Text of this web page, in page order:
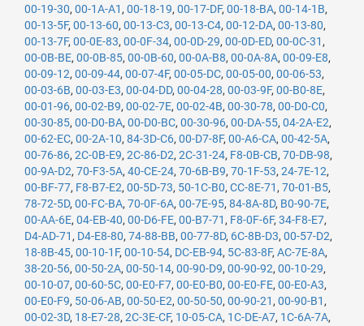
00-19-30, 00-1A-A1 , 00-18-19, 00-17-DF, 00-18-BA, 00-14-1B,
00-13-5F, 00-13-60, 00-13-C3, 00-13-C4, 00-12-DA, 00-13-80,
00-13-7F, 00-0E-83, 00-0F-34, 00-0D-29, 00-0D-ED, 00-0C-31 ,
00-0B-BE, 00-0B-85, 00-0B-60, 00-0A-B8, 00-0A-8A, 00-09-E8,
00-09-12, 00-09-44, 00-07-4F, 00-05-DC, 00-05-00, 00-06-53,
00-03-6B, 00-03-E3, 00-04-DD, 00-04-28, 00-03-9F, 00-B0-8E,
00-01-96, 00-02-B9, 00-02-7E, 00-02-4B, 00-30-78, 00-D0-C0,
00-30-85, 00-D0-BA, 00-D0-BC, 00-30-96, 00-DA-55, 04-2A-E2,
00-62-EC, 00-2A-10, 84-3D-C6, 00-D7-8F, 00-A6-CA, 00-42-5A,
00-76-86, 2C-0B-E9, 2C-86-D2, 2C-31-24, F8-0B-CB, 70-DB-98,
00-9A-D2, 70-F3-5A, 40-CE-24, 70-6B-B9, 70-1F-53, 24-7E-12,
00-BF-77, F8-B7-E2, 00-5D-73, 50-1C-B0, CC-8E-71 , 70-01-B5,
78-72-5D, 00-FC-BA, 70-0F-6A, 00-7E-95, 84-8A-8D, B0-90-7E,
00-AA-6E, 04-EB-40, 00-D6-FE, 00-B7-71 , F8-0F-6F, 34-F8-E7,
D4-AD-71 , D4-E8-80, 74-88-BB, 00-77-8D, 6C-8B-D3, 00-57-D2,
18-8B-45, 00-10-1F, 00-10-54, DC-EB-94, 5C-83-8F, AC-7E-8A,
38-20-56, 00-50-2A, 00-50-14, 00-90-D9, 00-90-92, 00-10-29,
00-10-07, 00-60-5C, 00-E0-F7, 00-E0-B0, 00-E0-FE, 00-E0-A3,
00-E0-F9, 50-06-AB, 00-50-E2, 00-50-50, 00-90-21 , 00-90-B1 ,
00-02-3D, 18-E7-28, 2C-3E-CF, 10-05-CA, 1C-DE-A7, 1C-6A-7A,